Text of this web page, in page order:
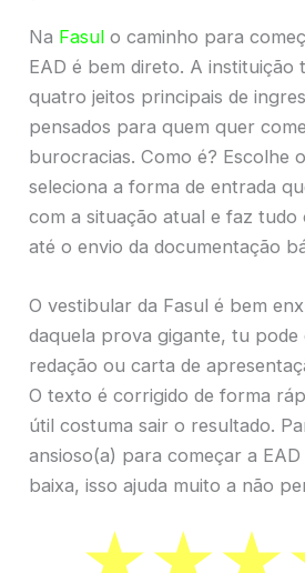
Na Fasul o caminho para
EAD é bem direto. A instituição
quatro jeitos principais de
pensados para quem quer
burocracias. Como é? Escolhe
seleciona a forma de entrada
com a situação atual e faz tudo
até o envio da documentação
O vestibular da Fasul é bem
daquela prova gigante, tu
redação ou carta de
O texto é corrigido de forma
útil costuma sair o resultado.
ansioso(a) para começar a EAD
baixa, isso ajuda muito a não